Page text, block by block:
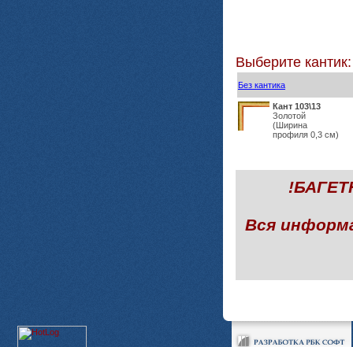
Выберите кантик:
Без кантика
Кант 103\13
Золотой
(Ширина
профиля 0,3 см)
Вся